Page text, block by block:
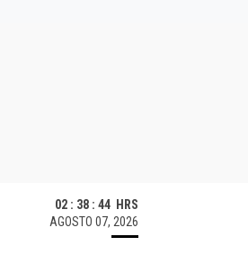
02 : 38 : 45 HRS
AGOSTO 07, 2026